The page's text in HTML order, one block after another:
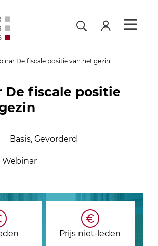
De fiscale positie van het gezin
De fiscale positie
Basis, Gevorderd
Webinar
Prijs niet-leden